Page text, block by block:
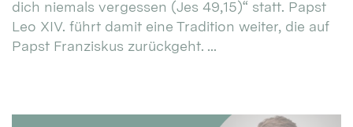
dich niemals vergessen (Jes 49,15)“ statt. Papst
Leo XIV. führt damit eine Tradition weiter, die auf
Papst Franziskus zurückgeht. ...